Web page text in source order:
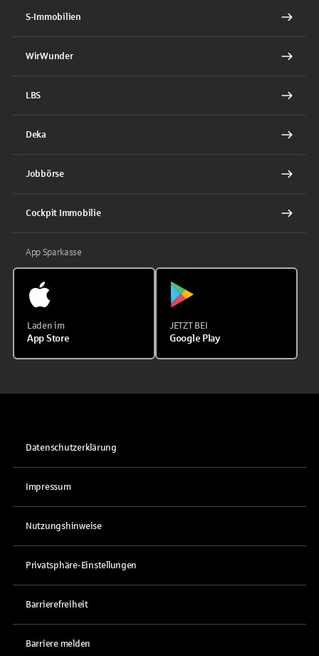
S-Immobilien
WirWunder
LBS
Deka
Jobbörse
Cockpit Immobilie
App Sparkasse
Laden im
App Store
JETZT BEI
Google Play
Datenschutzerklärung
Impressum
Nutzungshinweise
Privatsphäre-Einstellungen
Barrierefreiheit
Barriere melden